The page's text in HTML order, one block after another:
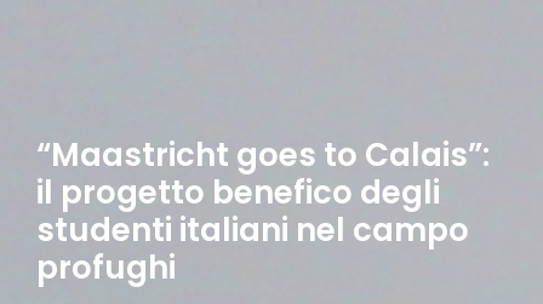
“Maastricht goes to Calais”:
il progetto benefico degli
studenti italiani nel campo
profughi